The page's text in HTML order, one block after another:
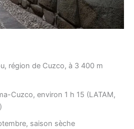
région de Cuzco, à 3 400 m
Cuzco, environ 1 h 15 (LATAM,
saison sèche